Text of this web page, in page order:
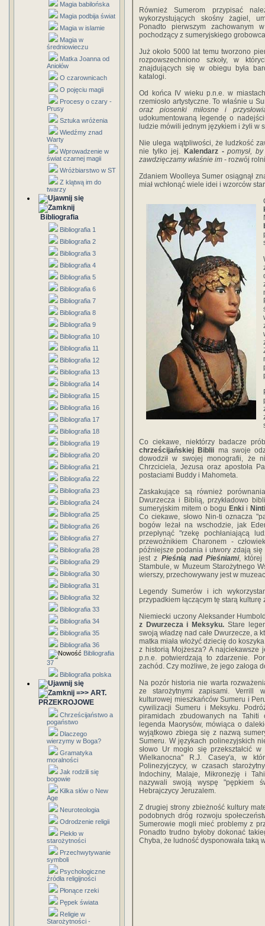
Magia babilońska
Magia podbija świat
Magia w islamie
Magia w
średniowieczu
Matka Joanna od
Aniołów
O czarownicach
O pojęciu magii
Procesy o czary -
Prusy
Sztuka wróżenia
Wiedźmy znad
Warty
Wprowadzenie w
świat czarnej magii
Wróżbiarstwo w ST
Z klątwą im do
twarzy
Bibliografia
Bibliografia 1
Bibliografia 2
Bibliografia 3
Bibliografia 4
Bibliografia 5
Bibliografia 6
Bibliografia 7
Bibliografia 8
Bibliografia 9
Bibliografia 10
Bibliografia 11
Bibliografia 12
Bibliografia 13
Bibliografia 14
Bibliografia 15
Bibliografia 16
Bibliografia 17
Bibliografia 18
Bibliografia 19
Bibliografia 20
Bibliografia 21
Bibliografia 22
Bibliografia 23
Bibliografia 24
Bibliografia 25
Bibliografia 26
Bibliografia 27
Bibliografia 28
Bibliografia 29
Bibliografia 30
Bibliografia 31
Bibliografia 32
Bibliografia 33
Bibliografia 34
Bibliografia 35
Bibliografia 36
Bibliografia
37
Bibliografia polska
=>> ART.
PRZEKROJOWE
Chrześcijaństwo a
pogaństwo
Dlaczego
wierzymy w Boga?
Gramatyka
moralności
Jak rodzili się
bogowie
Kilka słów o New
Age
Neuroteologia
Odrodzenie religii
Piekło w
starożytności
Przechwytywanie
symboli
Psychologiczne
źródła religijności
Płonące rzeki
Pępek świata
Religie w
Starożytności -
Również Sumerom przypisać
wykorzystujących skośny żagiel,
Ponadto pierwszym zachowanym
pochodzący z sumeryjskiego
Już około 5000 lat temu tworzono
rozpowszechniono szkoły, w
znajdujących się w obiegu była
katalogi.
Od końca IV wieku p.n.e. w
rzemiosło artystyczne. To właśnie u
oraz piosenki miłosne i
udokumentowaną legendę o
ludzie mówili jednym językiem i żyli w
Nie ulega wątpliwości, że ludzkość
nie tylko jej.Kalendarz - pomysł,
zawdzięczamy właśnie im - rozwój
Zdaniem Woolleya Sumer osiągnął
miał wchłonąć wiele idei i wzorców
Co ciekawe, niektórzy badacze
chrześcijańskiej Biblii ma swoje
dowodził w swojej monografii, że
Chrzciciela, Jezusa oraz apostoła
postaciami Buddy i Mahometa.
Zaskakujące są również
Dwurzecza i Biblią, przykładowo
sumeryjskim mitem o bogu Enki i Ninti
Co ciekawe, słowo Nin-ti oznacza
bogów leżał na wschodzie, jak
przepłynąć "rzekę pochłaniającą
przewoźnikiem Charonem -
późniejsze podania i utwory zdają się
jest z Pieśnią nad Pieśniami, której
Stambule, w Muzeum Starożytnego
wierszy, przechowywany jest w
Legendy Sumerów i ich
przypadkiem łączącym tę starą kulturę
Niemiecki uczony Aleksander
z Dwurzecza i Meksyku. Stare
swoją władzę nad całe Dwurzecze, a
matka miała włożyć dziecię do
z historią Mojżesza? A najciekawsze
p.n.e. potwierdzają to zdarzenie.
zachód. Czy możliwe, że jego załoga
Na pozór historia nie warta
ze starożytnymi zapisami. Verrill
kulturowej mieszkańców Sumeru i
cywilizacji Sumeru i Meksyku.
piramidach zbudowanych na
legenda Maorysów, mówiąca o
wyjątkowo zbiega się z nazwą
Sumeru. W językach polinezyjskich
słowo Ur mogło się przekształcić
Wielkanocna" R.J. Casey'a, w
Polinezyjczycy, w czasach
Indochiny, Malaje, Mikronezję i
nazywali swoją wyspę "pępkiem
Hebrajczycy Jeruzalem.
Z drugiej strony zbieżność kultury
podobnych dróg rozwoju
Sumerowie mogli mieć problemy z
Ponadto trudno byłoby dokonać
Chyba, że ludność dysponowała taką